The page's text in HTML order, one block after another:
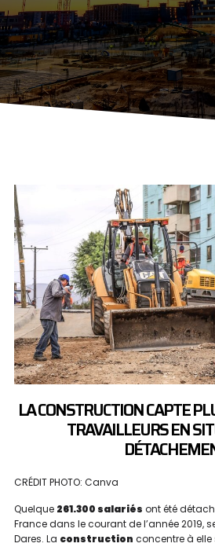
LA CONSTRUCTION CAPTE
TRAVAILLEURS EN
CRÉDIT PHOTO: Canva
Quelque 261.300 salariés ont été
France dans le courant de l’année 2019,
Dares. La construction concentre à elle